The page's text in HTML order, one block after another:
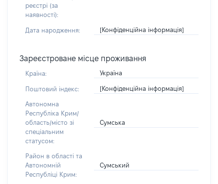
реєстрі (за
наявності):
Дата народження: [Конфіденційна інформація]
Зареєстроване місце проживання
Країна: Україна
Поштовий індекс: [Конфіденційна інформація]
Автономна
Республіка Крим/
область/місто зі
спеціальним
статусом:
Сумська
Район в області та
Автономній
Республіці Крим:
Сумський